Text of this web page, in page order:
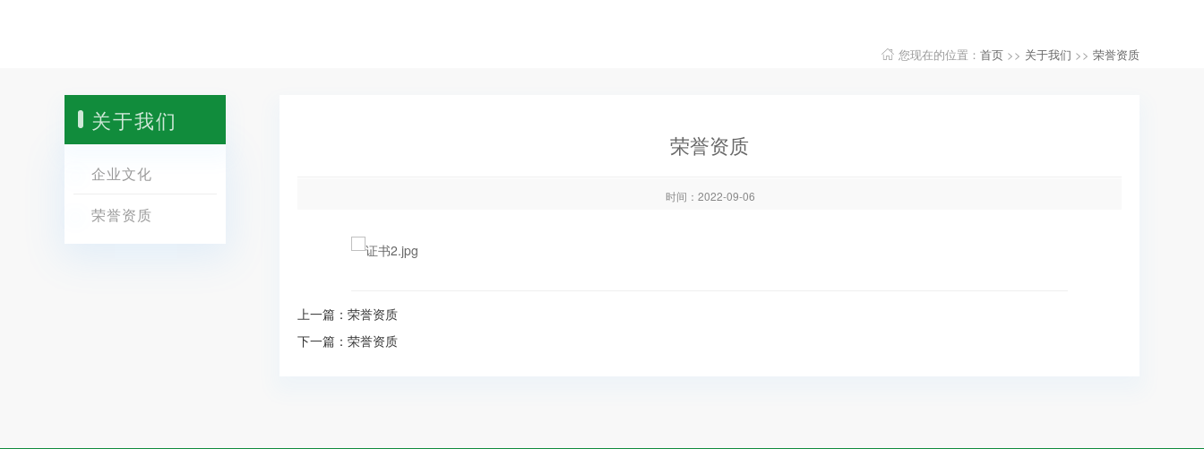
您现在的位置： 首页 >> 关于我们 >> 荣誉资质
关于我们
企业文化
荣誉资质
荣誉资质
时间：2022-09-06
上一篇： 荣誉资质
下一篇： 荣誉资质